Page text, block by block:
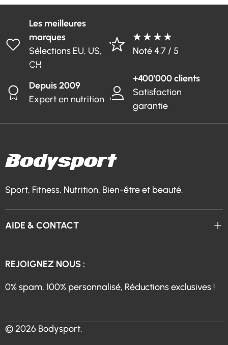
Les meilleures
marques
Sélections EU, US,
CH
★ ★ ★ ★
Noté 4.7 / 5
Depuis 2009
Expert en nutrition
+400'000 clients
Satisfaction
garantie
Sport, Fitness, Nutrition, Bien-être et beauté.
AIDE & CONTACT
REJOIGNEZ NOUS :
0% spam, 100% personnalisé, Réductions exclusives !
© 2026 Bodysport.